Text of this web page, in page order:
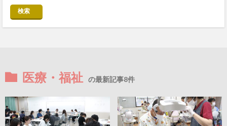
検索
医療・福祉 の最新記事8件